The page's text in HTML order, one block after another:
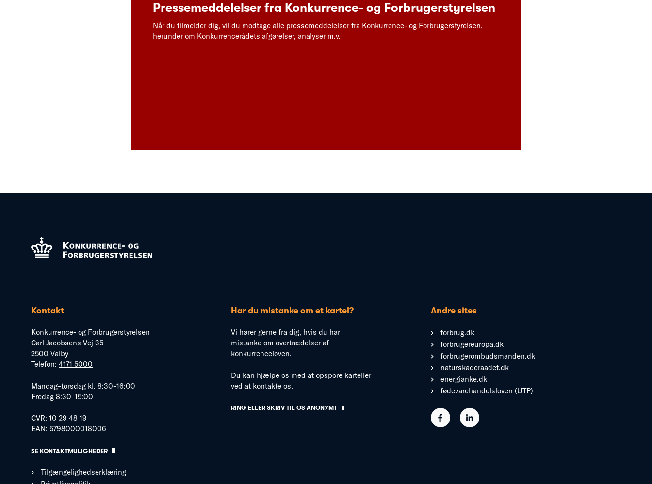
Pressemeddelelser fra Konkurrence- og Forbrugerstyrelsen
Når du tilmelder dig, vil du modtage alle pressemeddelelser fra Konkurrence- og Forbrugerstyrelsen,
herunder om Konkurrencerådets afgørelser, analyser m.v.
Kontakt
Konkurrence- og Forbrugerstyrelsen
Carl Jacobsens Vej 35
2500 Valby
Telefon: 4171 5000
Mandag–torsdag kl. 8:30–16:00
Fredag 8:30–15:00
CVR: 10 29 48 19
EAN: 5798000018006
SE KONTAKTMULIGHEDER
Tilgængelighedserklæring
Har du mistanke om et kartel?
Vi hører gerne fra dig, hvis du har
mistanke om overtrædelser af
konkurrenceloven.
Du kan hjælpe os med at opspore karteller
ved at kontakte os.
RING ELLER SKRIV TIL OS ANONYMT
Andre sites
forbrug.dk
forbrugereuropa.dk
forbrugerombudsmanden.dk
naturskaderaadet.dk
energianke.dk
fødevarehandelsloven (UTP)